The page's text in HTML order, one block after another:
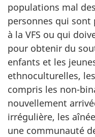
populations mal
personnes qui
à la VFS ou qui
pour obtenir du
enfants et les
ethnoculturelles,
compris les non-
nouvellement
irrégulière, les
une communauté